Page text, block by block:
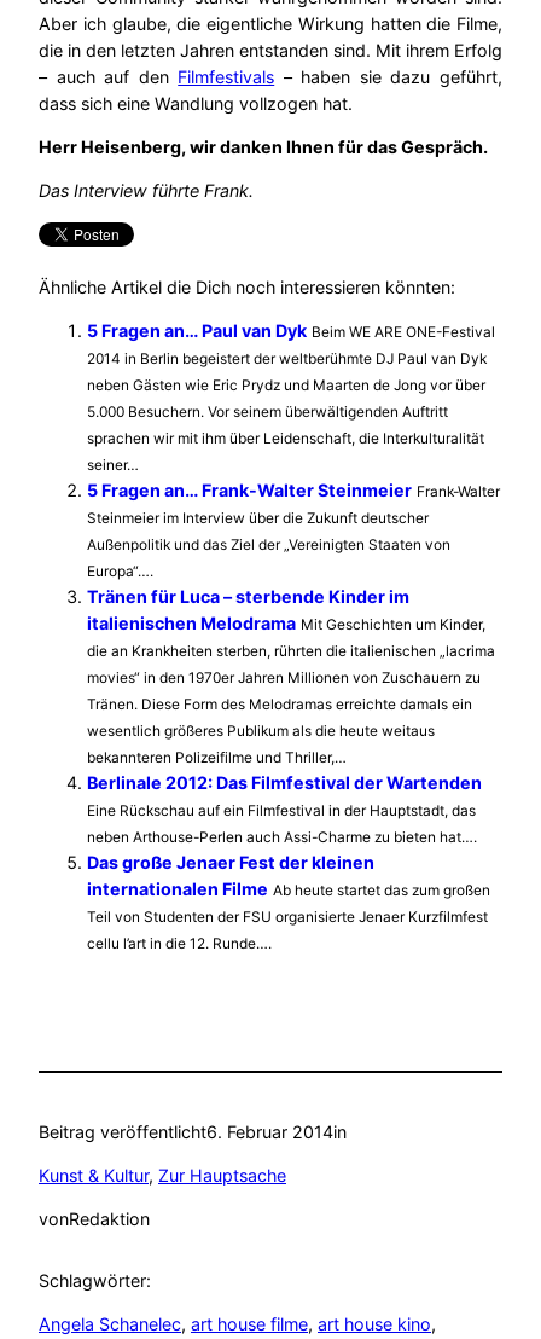
Aber ich glaube, die eigentliche Wirkung hatten die Filme,
die in den letzten Jahren entstanden sind. Mit ihrem Erfolg
– auch auf den Filmfestivals – haben sie dazu geführt,
dass sich eine Wandlung vollzogen hat.
Herr Heisenberg, wir danken Ihnen für das Gespräch.
Das Interview führte Frank.
Ähnliche Artikel die Dich noch interessieren könnten:
5 Fragen an… Paul van Dyk Beim WE ARE ONE-Festival
2014 in Berlin begeistert der weltberühmte DJ Paul van Dyk
neben Gästen wie Eric Prydz und Maarten de Jong vor über
5.000 Besuchern. Vor seinem überwältigenden Auftritt
sprachen wir mit ihm über Leidenschaft, die Interkulturalität
seiner…
5 Fragen an… Frank-Walter Steinmeier Frank-Walter
Steinmeier im Interview über die Zukunft deutscher
Außenpolitik und das Ziel der „Vereinigten Staaten von
Europa“….
Tränen für Luca – sterbende Kinder im
italienischen Melodrama Mit Geschichten um Kinder,
die an Krankheiten sterben, rührten die italienischen „lacrima
movies“ in den 1970er Jahren Millionen von Zuschauern zu
Tränen. Diese Form des Melodramas erreichte damals ein
wesentlich größeres Publikum als die heute weitaus
bekannteren Polizeifilme und Thriller,…
Berlinale 2012: Das Filmfestival der Wartenden
Eine Rückschau auf ein Filmfestival in der Hauptstadt, das
neben Arthouse-Perlen auch Assi-Charme zu bieten hat….
Das große Jenaer Fest der kleinen
internationalen Filme Ab heute startet das zum großen
Teil von Studenten der FSU organisierte Jenaer Kurzfilmfest
cellu l’art in die 12. Runde….
Beitrag veröffentlicht6. Februar 2014in
Kunst & Kultur, Zur Hauptsache
vonRedaktion
Schlagwörter:
Angela Schanelec, art house filme, art house kino